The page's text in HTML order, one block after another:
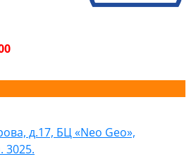
д.17, БЦ «Neo Geo»,
3025.